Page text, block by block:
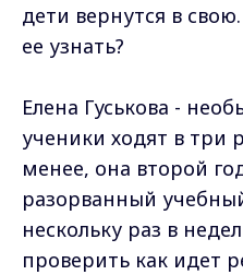
дети вернутся в
ее узнать?
Елена Гуськова -
ученики ходят в три
менее, она второй
разорванный
нескольку раз в
проверить как идет